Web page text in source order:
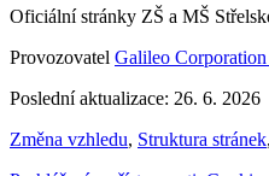
Oficiální stránky ZŠ a MŠ
Provozovatel Galileo Corporation
Poslední aktualizace: 26. 6. 2026
Změna vzhledu, Struktura stránek,